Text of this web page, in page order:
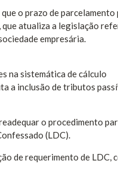
o prazo de parcelamento
atualiza a legislação
empresária.
na sistemática de cálculo
a inclusão de tributos
o procedimento
(LDC).
de requerimento de LDC,